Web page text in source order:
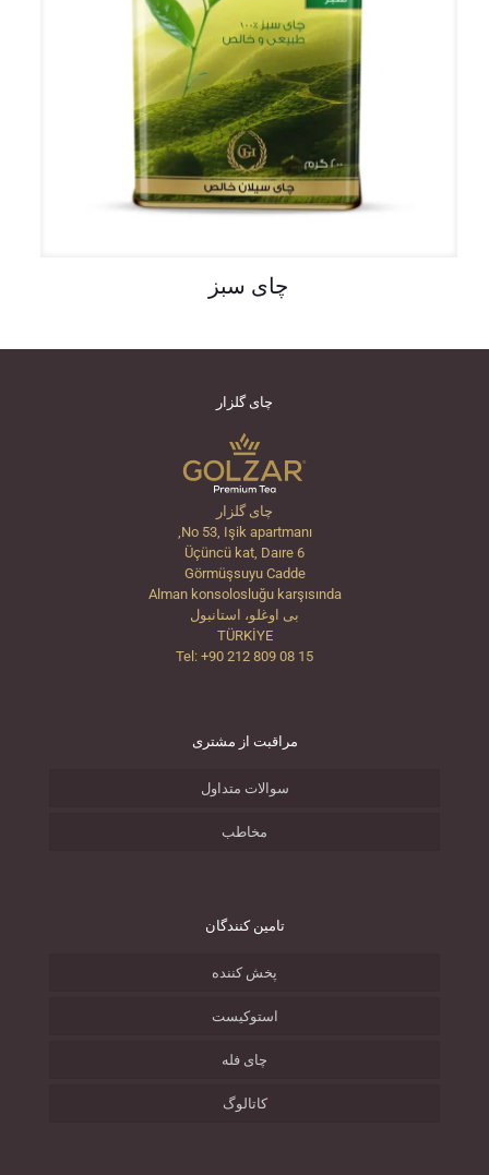
چای سبز
چای گلزار
چای گلزار
No 53, Işik apartmanı,
Üçüncü kat, Daıre 6
Görmüşsuyu Cadde
Alman konsolosluğu karşısında
بی اوغلو، استانبول
TÜRKİYE
Tel: +90 212 809 08 15
مراقبت از مشتری
سوالات متداول
مخاطب
تامین کنندگان
پخش کننده
استوکیست
چای فله
کاتالوگ